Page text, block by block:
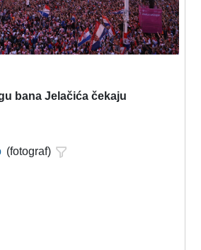
bana Jelačića čekaju
(fotograf)